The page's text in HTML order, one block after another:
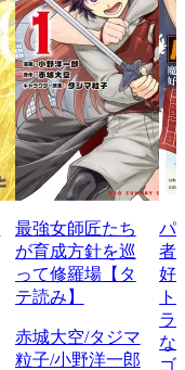
最強女師匠たち
が育成方針を巡
って修羅場【タ
テ読み】
赤城大空/タジマ
粒子/小野洋一郎
パ
者
好
ト
ラ
な
ゴ